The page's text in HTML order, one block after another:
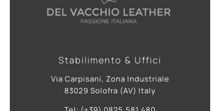
Stabilimento & Uffici
Via Carpisani, Zona Industriale
83029 Solofra (AV) Italy